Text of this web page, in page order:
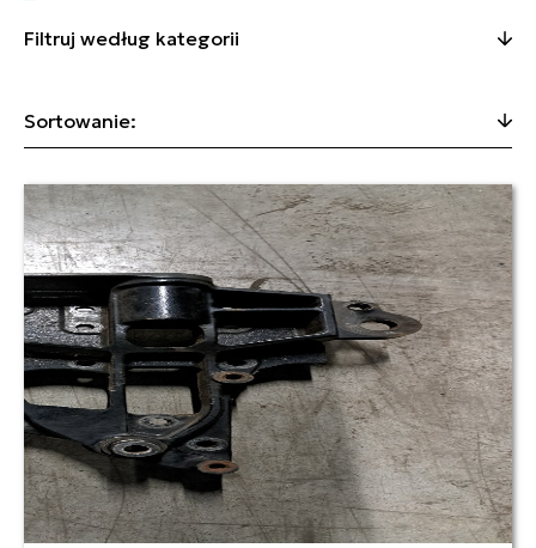
Filtruj według kategorii